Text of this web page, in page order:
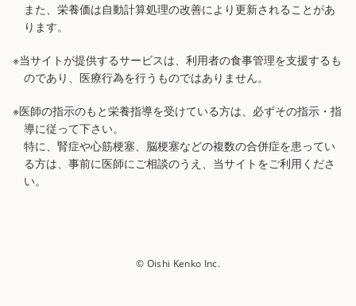
また、栄養価は自動計算処理の改善により更新されることがあ
ります。
※当サイトが提供するサービスは、利用者の食事管理を支援するも
のであり、医療行為を行うものではありません。
※医師の指示のもと栄養指導を受けている方は、必ずその指示・指
導に従って下さい。
特に、腎症や心筋梗塞、脳梗塞などの複数の合併症を患ってい
る方は、事前に医師にご相談のうえ、当サイトをご利用くださ
い。
© Oishi Kenko Inc.